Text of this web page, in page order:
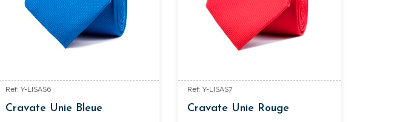
Ref: Y-LISAS6
Cravate Unie Bleue
Ref: Y-LISAS7
Cravate Unie Rouge